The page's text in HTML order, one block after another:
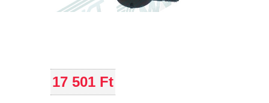
17 501 Ft